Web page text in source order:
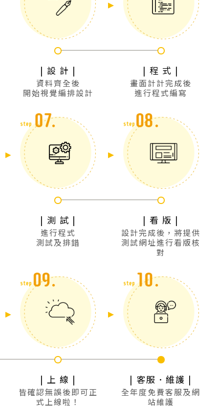
| 設 計 |
資料齊全後
開始視覺編排設計
| 程 式 |
畫面計計完成後
進行程式編寫
| 測 試 |
進行程式
測試及排錯
| 看 版 |
設計完成後，將提供
測試網址進行看版核
對
| 上 線 |
皆確認無誤後即可正
式上線啦！
| 客服．維護 |
全年度免費客服及網
站維護